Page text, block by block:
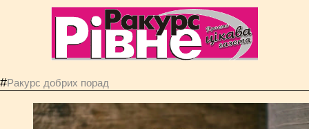
#Ракурс добрих порад